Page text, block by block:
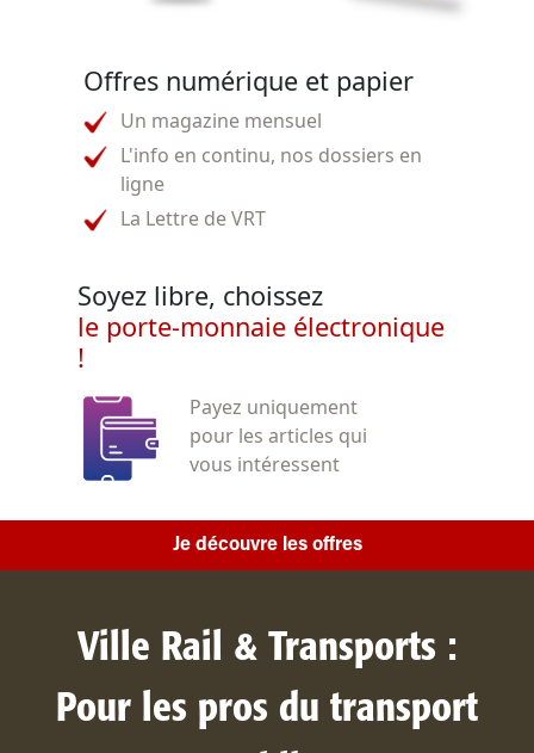
Offres numérique et papier
Un magazine mensuel
L'info en continu, nos dossiers en
ligne
La Lettre de VRT
Soyez libre, choissez
le porte-monnaie électronique
!
Payez uniquement
pour les articles qui
vous intéressent
Je découvre les offres
Ville Rail & Transports :
Pour les pros du transport